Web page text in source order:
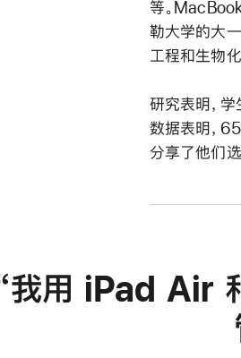
等。
勒大学的大
工程和生物化
研究表明，
数据表明，
分享了他们
我用 iPad Air